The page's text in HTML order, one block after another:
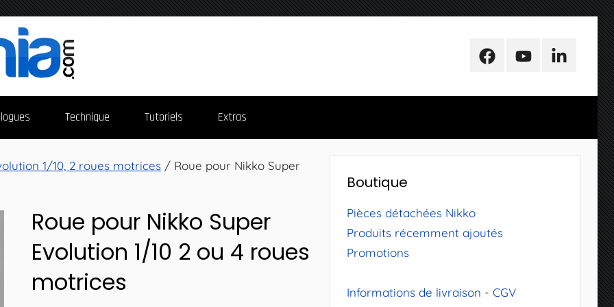
FacebookYoutubeLinkedIn
Technique Tutoriels Extras
1/10, 2 roues motrices / Roue pour Nikko Super
Roue pour Nikko Super
Evolution 1/10 2 ou 4 roues
motrices
Boutique
Pièces détachées Nikko
Produits récemment ajoutés
Promotions
Informations de livraison - CGV